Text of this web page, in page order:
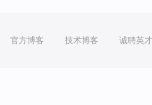
官方博客 技术博客 诚聘英才